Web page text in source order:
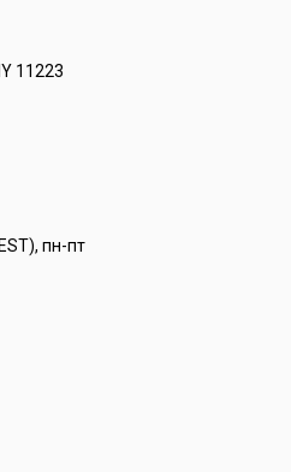
11223
пн-пт